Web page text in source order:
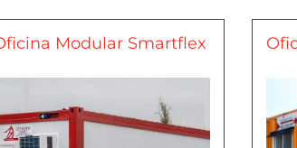
Modular Smartflex